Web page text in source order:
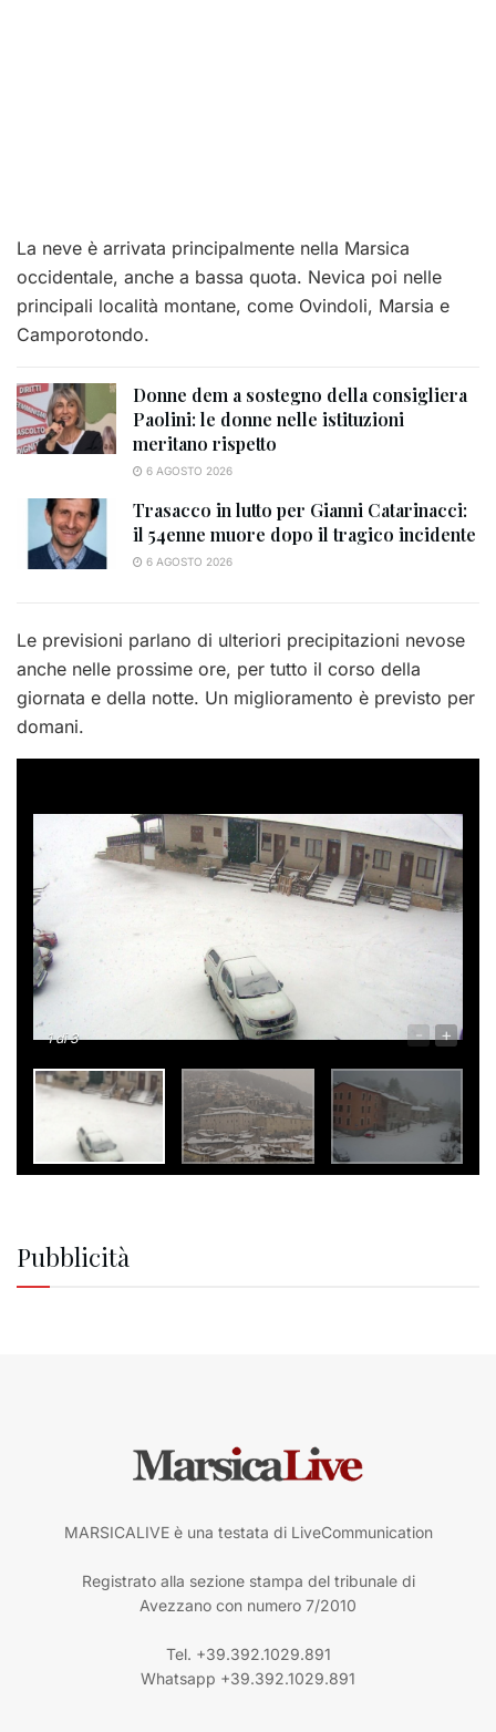
La neve è arrivata principalmente nella Marsica
occidentale, anche a bassa quota. Nevica poi nelle
principali località montane, come Ovindoli, Marsia e
Camporotondo.
Donne dem a sostegno della consigliera
Paolini: le donne nelle istituzioni
meritano rispetto
6 AGOSTO 2026
Trasacco in lutto per Gianni Catarinacci:
il 54enne muore dopo il tragico incidente
6 AGOSTO 2026
Le previsioni parlano di ulteriori precipitazioni nevose
anche nelle prossime ore, per tutto il corso della
giornata e della notte. Un miglioramento è previsto per
domani.
1di 3 - +
Pubblicità
MARSICALIVE è una testata di LiveCommunication
Registrato alla sezione stampa del tribunale di
Avezzano con numero 7/2010
Tel. +39.392.1029.891
Whatsapp +39.392.1029.891